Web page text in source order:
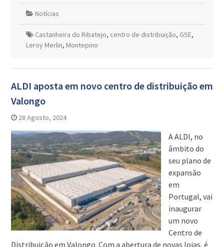
Notícias
Castanheira do Ribatejo, centro de distribuição, GSE,
Leroy Merlin, Montepino
ALDI aposta em novo centro de distribuição em
Valongo
28 Agosto, 2024
A ALDI, no
âmbito do
seu plano de
expansão
em
Portugal, vai
inaugurar
um novo
Centro de
Distribuição em Valongo. Com a abertura de novas lojas, é